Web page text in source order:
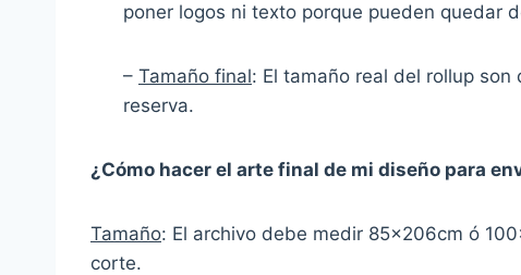
poner logos ni texto porque pueden quedar
– Tamaño final: El tamaño real del rollup
reserva.
¿Cómo hacer el arte final de mi diseño para
Tamaño: El archivo debe medir 85x206cm ó
corte.